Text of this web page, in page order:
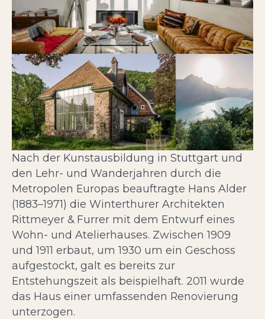
Nach der Kunstausbildung in Stuttgart und
den Lehr- und Wanderjahren durch die
Metropolen Europas beauftragte Hans Alder
(1883–1971) die Winterthurer Architekten
Rittmeyer & Furrer mit dem Entwurf eines
Wohn- und Atelierhauses. Zwischen 1909
und 1911 erbaut, um 1930 um ein Geschoss
aufgestockt, galt es bereits zur
Entstehungszeit als beispielhaft. 2011 wurde
das Haus einer umfassenden Renovierung
unterzogen.